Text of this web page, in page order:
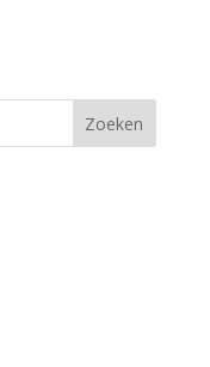
Zoeken